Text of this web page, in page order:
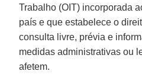
Trabalho (OIT) incorporada
país e que estabelece o
consulta livre, prévia e
medidas administrativas ou
afetem.